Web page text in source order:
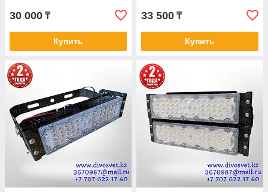
30 000 ₸
Купить
33 500 ₸
Купить